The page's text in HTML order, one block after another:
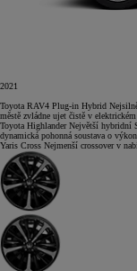
2021
Toyota RAV4 Plug-in Hybrid
městě zvládne ujet čistě v
Toyota Highlander Největší hybridní
dynamická pohonná soustava o
Yaris Cross Nejmenší crossover v